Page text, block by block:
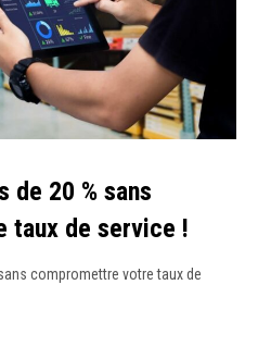
de 20 % sans
taux de service !
compromettre votre taux de